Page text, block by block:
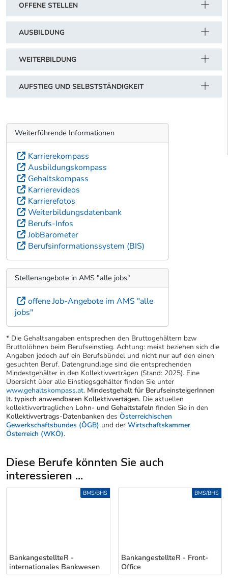
OFFENE STELLEN
AUSBILDUNG
WEITERBILDUNG
AUFSTIEG UND SELBSTSTÄNDIGKEIT
Weiterführende Informationen
Karrierekompass
Ausbildungskompass
Gehaltskompass
Karrierevideos
Karrierefotos
Weiterbildungsdatenbank
Berufs-Infos
JobBarometer
Berufsinformationssystem (BIS)
Stellenangebote in AMS "alle jobs"
offene Job-Angebote im AMS "alle
jobs"
* Die Gehaltsangaben entsprechen den Bruttogehältern bzw
Bruttolöhnen beim Berufseinstieg. Achtung: meist beziehen sich die
Angaben jedoch auf ein Berufsbündel und nicht nur auf den einen
gesuchten Beruf. Datengrundlage sind die entsprechenden
Mindestgehälter in den Kollektivverträgen (Stand: 2025). Eine
Übersicht über alle Einstiegsgehälter finden Sie unter
www.gehaltskompass.at. Mindestgehalt für BerufseinsteigerInnen
lt. typisch anwendbaren Kollektivvertägen. Die aktuellen
kollektivvertraglichen Lohn- und Gehaltstafeln finden Sie in den
Kollektivvertrags-Datenbanken des Österreichischen
Gewerkschaftsbundes (ÖGB) und der Wirtschaftskammer
Österreich (WKÖ).
Diese Berufe könnten Sie auch
interessieren ...
Uber weitere Berufsvorschläge
BankangestellteR -
internationales Bankwesen
BMS/BHS
BankangestellteR - Front-
Office
BMS/BHS